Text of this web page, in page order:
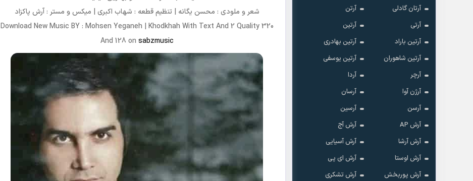
آرتان گادلی
آرتن
آرتی
آرتین
آرتین باراد
آرتین بهادری
آرتین شاهوران
آرتین یوسفی
آرچر
آردا
آرژن آوا
آرسان
آرسن
آرسین
آرش AP
آرش آج
آرش آرشا
آرش آسیایی
آرش اوستا
آرش ای پی
آرش پوربخش
آرش تشکری
شعر و ملودی : محسن یگانه | تنظیم قطعه : شهاب اکبری | میکس و مستر : آرش پاکزاد
Download New Music BY : Mohsen Yeganeh | Khodkhah With Text And 2 Quality 320
And 128 on sabzmusic